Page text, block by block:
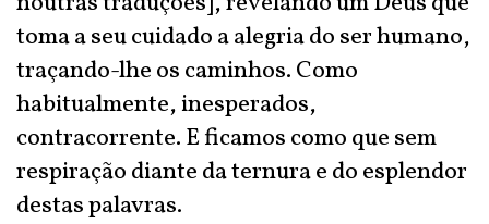
toma a seu cuidado a alegria do ser humano,
traçando-lhe os caminhos. Como
habitualmente, inesperados,
contracorrente. E ficamos como que sem
respiração diante da ternura e do esplendor
destas palavras.